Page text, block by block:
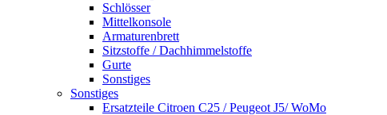
Schlösser
Mittelkonsole
Armaturenbrett
Sitzstoffe / Dachhimmelstoffe
Gurte
Sonstiges
Sonstiges
Ersatzteile Citroen C25 / Peugeot J5/ WoMo